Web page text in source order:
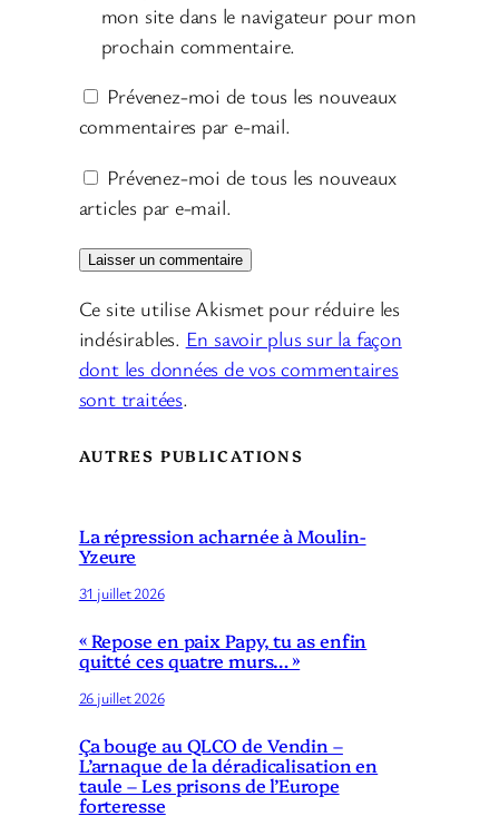
mon site dans le navigateur pour mon
prochain commentaire.
Prévenez-moi de tous les nouveaux
commentaires par e-mail.
Prévenez-moi de tous les nouveaux
articles par e-mail.
Ce site utilise Akismet pour réduire les
indésirables. En savoir plus sur la façon
dont les données de vos commentaires
sont traitées.
AUTRES PUBLICATIONS
La répression acharnée à Moulin-
Yzeure
31 juillet 2026
« Repose en paix Papy, tu as enfin
quitté ces quatre murs… »
26 juillet 2026
Ça bouge au QLCO de Vendin –
L’arnaque de la déradicalisation en
taule – Les prisons de l’Europe
forteresse